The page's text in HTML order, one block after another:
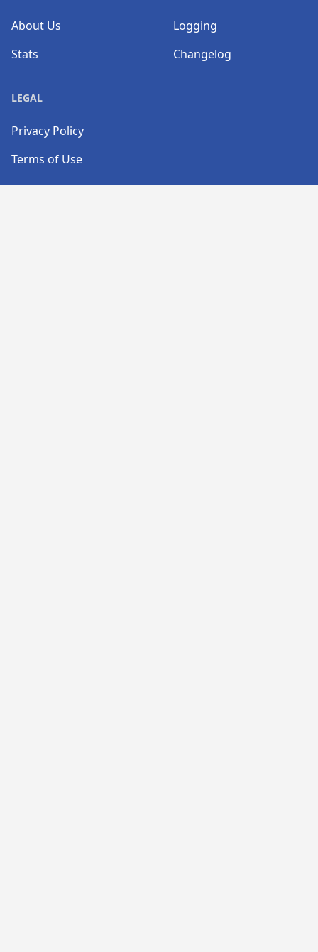
About Us
Stats
Logging
Changelog
LEGAL
Privacy Policy
Terms of Use